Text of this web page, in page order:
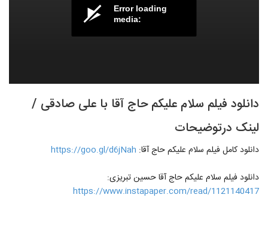
Error loading
media:
دانلود فیلم سلام علیکم حاج آقا با علی صادقی /
لینک درتوضیحات
دانلود کامل فیلم سلام علیکم حاج آقا: https://goo.gl/d6jNah
دانلود فیلم سلام علیکم حاج آقا حسین تبریزی:
https://www.instapaper.com/read/1121140417